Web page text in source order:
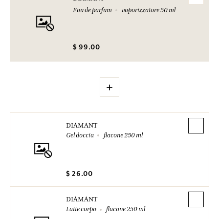
Eau de parfum
vaporizzatore 50 ml
$ 99.00
+
DIAMANT
Gel doccia
flacone 250 ml
$ 26.00
DIAMANT
Latte corpo
flacone 250 ml